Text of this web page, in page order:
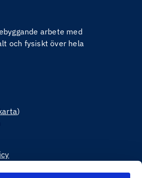
arbete med
och fysiskt över hela
)